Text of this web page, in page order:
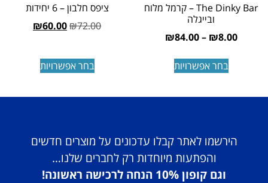
The Dinky Bar – קרמל מלוח
ובייגלה
₪8.00
–
₪84.00
בחר אפשרויות
ציפס חלבון – 6 יחידות
₪72.00
₪60.00
בחר אפשרויות
הירשמו לאתר קבלו עדכונים על מוצרים חדשים
והפתעות מיוחדות רק לחברים שלנו…
וגם קופון 10% הנחה לרכישה ראשונה!